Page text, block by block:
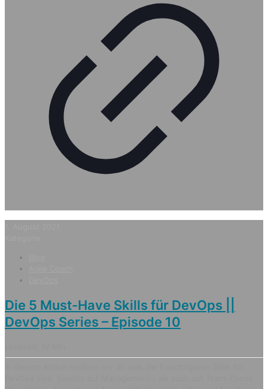
Die 5 Must-Have Skills für DevOps ||
DevOps Series – Episode 10